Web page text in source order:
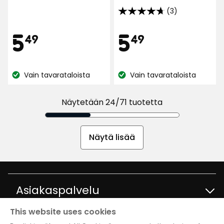
Hinta
549
€
KatsoVain tavarataloista
(3)
4.7
5:stä,
3
perusteella
549
€
KatsoVain tavarataloista
Näytetään 24/71 tuotetta
Näytä lisää
Asiakaspalvelu
This website uses cookies